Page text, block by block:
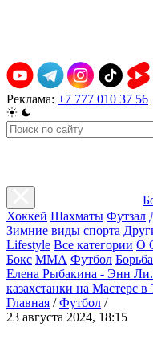
Реклама: +7 777 010 37 56
Хоккей Шахматы Футзал
Зимние виды спорта
Lifestyle Все категории О
Бокс ММА Футбол Борьба
Елена Рыбакина - Энн Ли.
казахстанки на Мастерс в
Главная / Футбол /
23 августа 2024, 18:15